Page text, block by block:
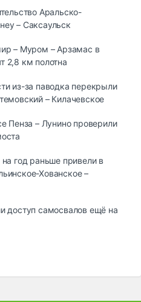
Аральско-
– Саксаульск
– Муром – Арзамас в
2,8 км полотна
из-за паводка перекрыли
– Килачевское
Пенза – Лунино проверили
год раньше привели в
Хованское –
доступ самосвалов ещё на